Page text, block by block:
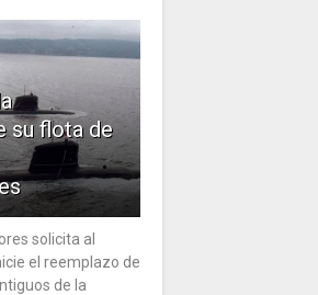
su flota de
solicita al
el reemplazo de
de la